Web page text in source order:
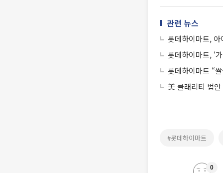
관련 뉴스
롯데하이마트,
롯데하이마트, ‘
롯데하이마트 “
美 클래리티 법
#롯데하이마트
0